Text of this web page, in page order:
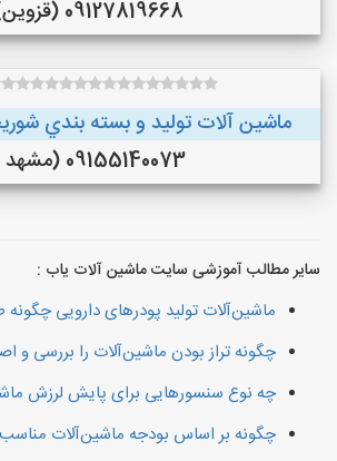
09127819668 (قزوین)
ماشین آلات توليد و بسته بندي
09155140073 (مشهد )
سایر مطالب آموزشی سایت ماشین آلات یاب :
ماشین‌آلات تولید پودرهای دارویی
چگونه تراز بودن ماشین‌آلات را بررسی و
چه نوع سنسورهایی برای پایش لرزش
چگونه بر اساس بودجه ماشین‌آلات